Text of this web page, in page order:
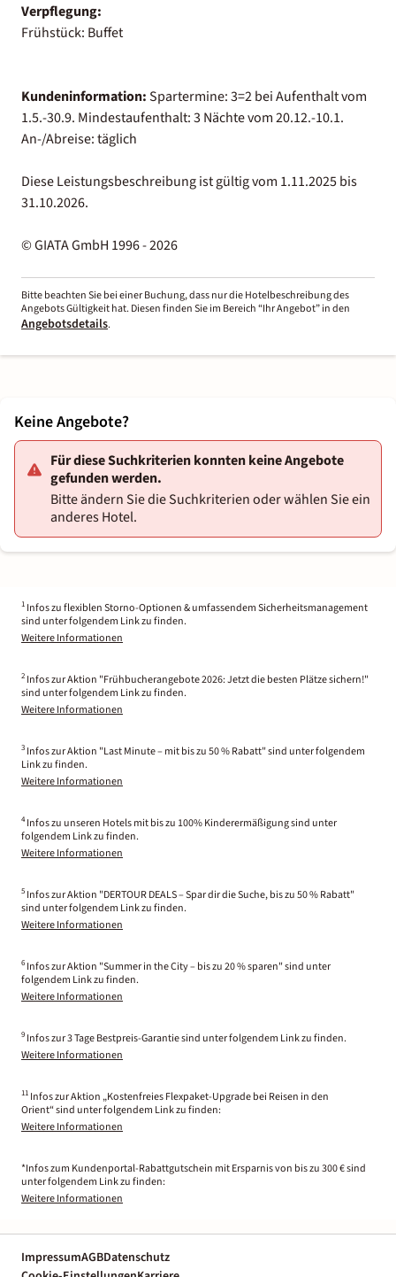
Verpflegung:
Frühstück: Buffet
Kundeninformation:Spartermine: 3=2 bei Aufenthalt vom
1.5.-30.9. Mindestaufenthalt: 3 Nächte vom 20.12.-10.1.
An-/Abreise: täglich
Diese Leistungsbeschreibung ist gültig vom 1.11.2025 bis
31.10.2026.
© GIATA GmbH 1996 - 2026
Bitte beachten Sie bei einer Buchung, dass nur die Hotelbeschreibung des
Angebots Gültigkeit hat. Diesen finden Sie im Bereich “Ihr Angebot” in den
Angebotsdetails.
Keine Angebote?
Für diese Suchkriterien konnten keine Angebote
gefunden werden.
Bitte ändern Sie die Suchkriterien oder wählen Sie ein
anderes Hotel.
1 Infos zu flexiblen Storno-Optionen & umfassendem Sicherheitsmanagement
sind unter folgendem Link zu finden.
Weitere Informationen
2 Infos zur Aktion "Frühbucherangebote 2026: Jetzt die besten Plätze sichern!"
sind unter folgendem Link zu finden.
Weitere Informationen
3 Infos zur Aktion "Last Minute – mit bis zu 50 % Rabatt" sind unter folgendem
Link zu finden.
Weitere Informationen
4 Infos zu unseren Hotels mit bis zu 100% Kinderermäßigung sind unter
folgendem Link zu finden.
Weitere Informationen
5 Infos zur Aktion "DERTOUR DEALS – Spar dir die Suche, bis zu 50 % Rabatt"
sind unter folgendem Link zu finden.
Weitere Informationen
6 Infos zur Aktion "Summer in the City – bis zu 20 % sparen" sind unter
folgendem Link zu finden.
Weitere Informationen
9 Infos zur 3 Tage Bestpreis-Garantie sind unter folgendem Link zu finden.
Weitere Informationen
11 Infos zur Aktion „Kostenfreies Flexpaket-Upgrade bei Reisen in den
Orient“ sind unter folgendem Link zu finden:
Weitere Informationen
*Infos zum Kundenportal-Rabattgutschein mit Ersparnis von bis zu 300 € sind
unter folgendem Link zu finden:
Weitere Informationen
ImpressumAGBDatenschutz